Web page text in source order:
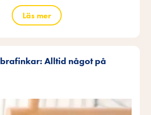
Läs mer
Alltid något på